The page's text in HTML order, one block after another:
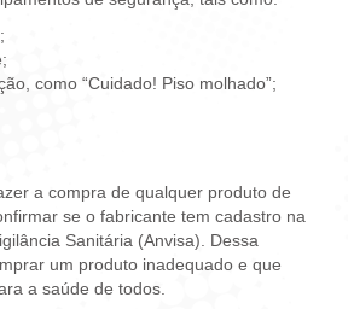
como “Cuidado! Piso molhado”;
a compra de qualquer produto de
se o fabricante tem cadastro na
Sanitária (Anvisa). Dessa
um produto inadequado e que
a saúde de todos.